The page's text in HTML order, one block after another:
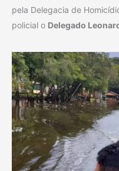
pela Delegacia de
policial o Delegado